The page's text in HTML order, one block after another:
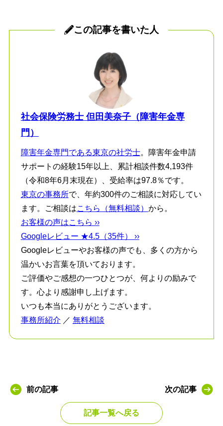
この記事を書いた人
社会保険労務士 但田美奈子（障害年金専
門）
障害年金専門である東京の社労士。障害年金申請
サポートの経験15年以上、累計相談件数4,193件
（令和8年6月末現在）、受給率は97.8％です。
東京の事務所で、年約300件のご相談に対応してい
ます。ご相談はこちら（無料相談） から。
お客様の声はこちら ››
Googleレビュー ★4.5（35件） ››
Googleレビューやお客様の声でも、多くの方から
温かいお言葉を頂いております。
ご評価やご感想の一つひとつが、何よりの励みで
す。心より感謝申し上げます。
いつも本当にありがとうございます。
事務所紹介 ／ 無料相談
前の記事
記事一覧へ戻る
次の記事